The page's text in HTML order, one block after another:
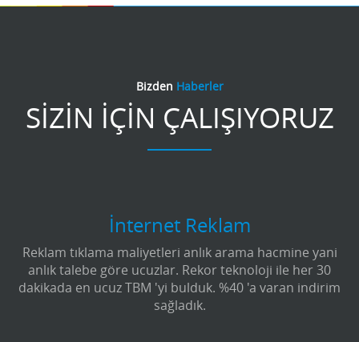
Bizden Haberler
SİZİN İÇİN ÇALIŞIYORUZ
İnternet Reklam
Reklam tıklama maliyetleri anlık arama hacmine yani
anlık talebe göre ucuzlar. Rekor teknoloji ile her 30
dakikada en ucuz TBM 'yi bulduk. %40 'a varan indirim
sağladık.